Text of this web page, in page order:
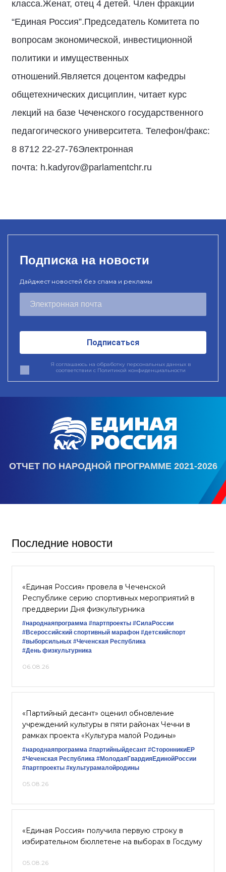
класса.Женат, отец 4 детей. Член фракции
“Единая Россия”.Председатель Комитета по
вопросам экономической, инвестиционной
политики и имущественных
отношений.Является доцентом кафедры
общетехнических дисциплин, читает курс
лекций на базе Чеченского государственного
педагогического университета. Телефон/факс:
8 8712 22-27-76Электронная
почта: h.kadyrov@parlamentchr.ru
Подписка на новости
Дайджест новостей без спама и рекламы
Подписаться
Я соглашаюсь на обработку персональных данных в
соответствии с Политикой конфиденциальности
ОТЧЕТ ПО НАРОДНОЙ ПРОГРАММЕ 2021-2026
Последние новости
«Единая Россия» провела в Чеченской
Республике серию спортивных мероприятий в
преддверии Дня физкультурника
#народнаяпрограмма #партпроекты #СилаРоссии
#Всероссийский спортивный марафон #детскийспорт
#выборсильных #Чеченская Республика
#День физкультурника
06.08.26
«Партийный десант» оценил обновление
учреждений культуры в пяти районах Чечни в
рамках проекта «Культура малой Родины»
#народнаяпрограмма #партийныйдесант #СторонникиЕР
#Чеченская Республика #МолодаяГвардияЕдинойРоссии
#партпроекты #культурамалойродины
05.08.26
«Единая Россия» получила первую строку в
избирательном бюллетене на выборах в Госдуму
05.08.26